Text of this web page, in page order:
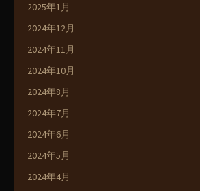
2025年1月
2024年12月
2024年11月
2024年10月
2024年8月
2024年7月
2024年6月
2024年5月
2024年4月